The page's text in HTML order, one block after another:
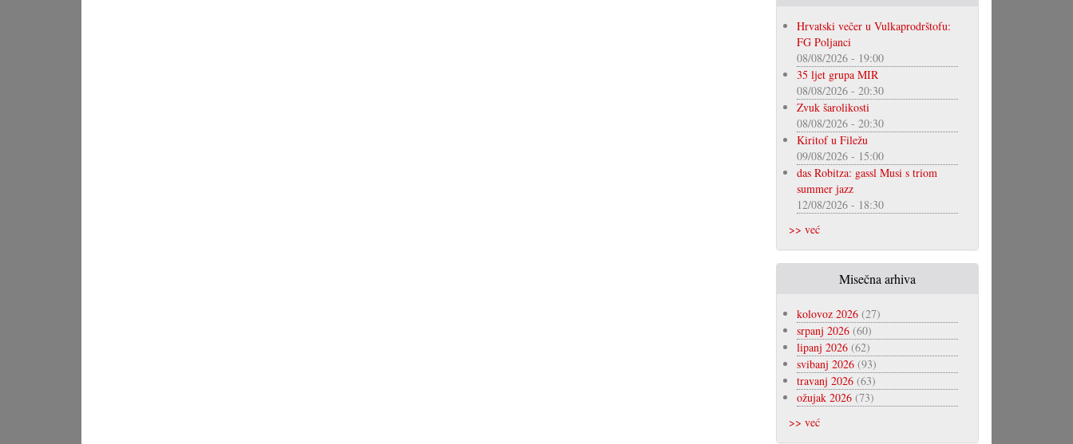
Hrvatski večer u Vulkaprodrštofu:
FG Poljanci
08/08/2026 - 19:00
35 ljet grupa MIR
08/08/2026 - 20:30
Zvuk šarolikosti
08/08/2026 - 20:30
Kiritof u Filežu
09/08/2026 - 15:00
das Robitza: gassl Musi s triom
summer jazz
12/08/2026 - 18:30
>> već
Misečna arhiva
kolovoz 2026(27)
srpanj 2026(60)
lipanj 2026(62)
svibanj 2026(93)
travanj 2026(63)
ožujak 2026(73)
>> već